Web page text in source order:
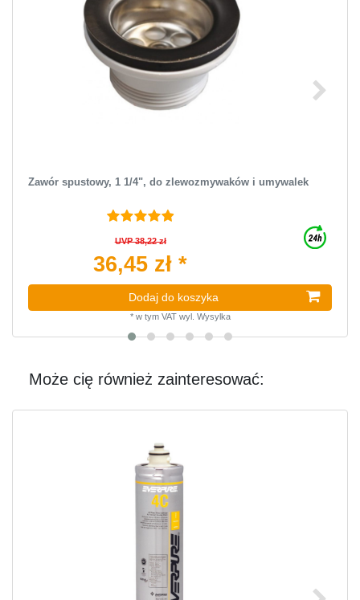
Zawór spustowy, 1 1/4", do zlewozmywaków i umywalek
UVP 38,22 zł
36,45 zł *
Dodaj do koszyka
* w tym VATwyl. Wysylka
Może cię również zainteresować: